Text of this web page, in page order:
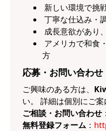
新しい環境で挑
丁寧な仕込み・
成長意欲があり
アメリカで和食
方
応募・お問い合わせ
ご興味のある方は、
い。 詳細は個別にご案
ご相談・お問い合わせ ：
無料登録フォーム ：